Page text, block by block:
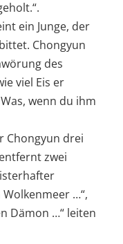
ein Junge, der
Chongyun
des
viel Eis er
wenn du ihm
Chongyun drei
zwei
…“,
Dämon …“ leiten